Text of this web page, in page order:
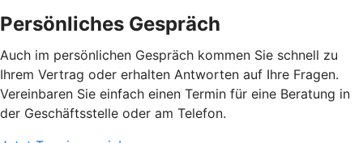
Persönliches Gespräch
Auch im persönlichen Gespräch kommen Sie schnell zu
Ihrem Vertrag oder erhalten Antworten auf Ihre Fragen.
Vereinbaren Sie einfach einen Termin für eine Beratung in
der Geschäftsstelle oder am Telefon.